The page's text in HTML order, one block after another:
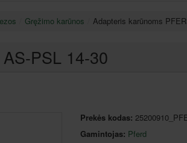
Gręžimo karūnos Adapteris karūnoms
PSL 14-30
Prekės kodas:
Gamintojas: Pferd